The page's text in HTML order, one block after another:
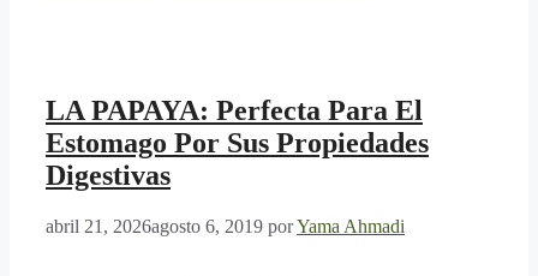
LA PAPAYA: Perfecta Para El
Estomago Por Sus Propiedades
Digestivas
abril 21, 2026agosto 6, 2019 porYama Ahmadi